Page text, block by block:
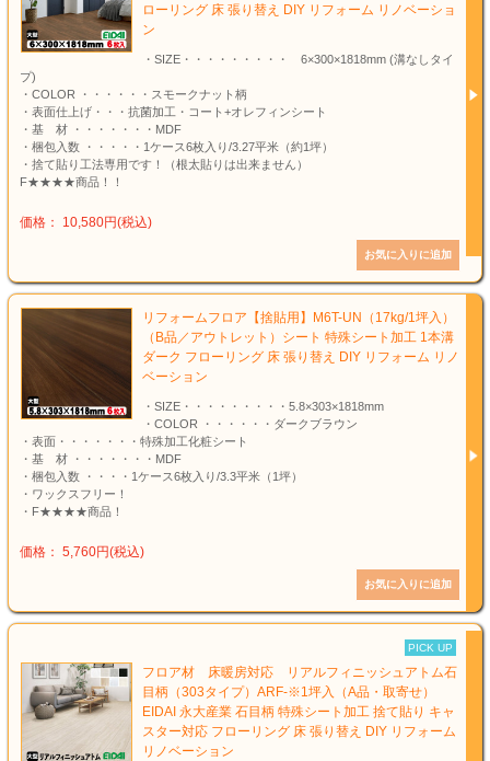
ローリング 床 張り替え DIY リフォーム リノベーショ
ン
・SIZE・・・・・・・・・ 6×300×1818mm (溝なしタイ
プ)
・COLOR ・・・・・・スモークナット柄
・表面仕上げ・・・抗菌加工・コート+オレフィンシート
・基 材 ・・・・・・・MDF
・梱包入数 ・・・・・1ケース6枚入り/3.27平米（約1坪）
・捨て貼り工法専用です！（根太貼りは出来ません）
F★★★★商品！！
価格： 10,580円(税込)
リフォームフロア【捨貼用】M6T-UN（17kg/1坪入）
（B品／アウトレット）シート 特殊シート加工 1本溝
ダーク フローリング 床 張り替え DIY リフォーム リノ
ベーション
・SIZE・・・・・・・・・5.8×303×1818mm
・COLOR ・・・・・・ダークブラウン
・表面・・・・・・・特殊加工化粧シート
・基 材 ・・・・・・・MDF
・梱包入数 ・・・・1ケース6枚入り/3.3平米（1坪）
・ワックスフリー！
・F★★★★商品！
価格： 5,760円(税込)
PICK UP
フロア材 床暖房対応 リアルフィニッシュアトム石
目柄（303タイプ）ARF-※1坪入（A品・取寄せ）
EIDAI 永大産業 石目柄 特殊シート加工 捨て貼り キャ
スター対応 フローリング 床 張り替え DIY リフォーム
リノベーション